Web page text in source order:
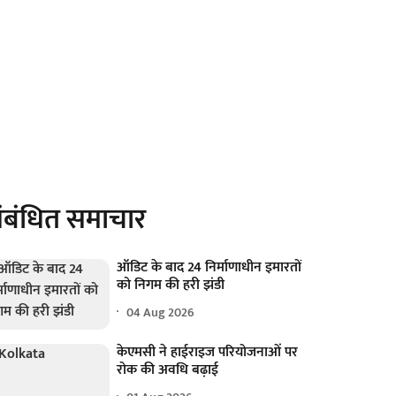
समाचार
ऑडिट के बाद 24 निर्माणाधीन इमारतों
को निगम की हरी झंडी
04 Aug 2026
केएमसी ने हाईराइज परियोजनाओं पर
रोक की अवधि बढ़ाई